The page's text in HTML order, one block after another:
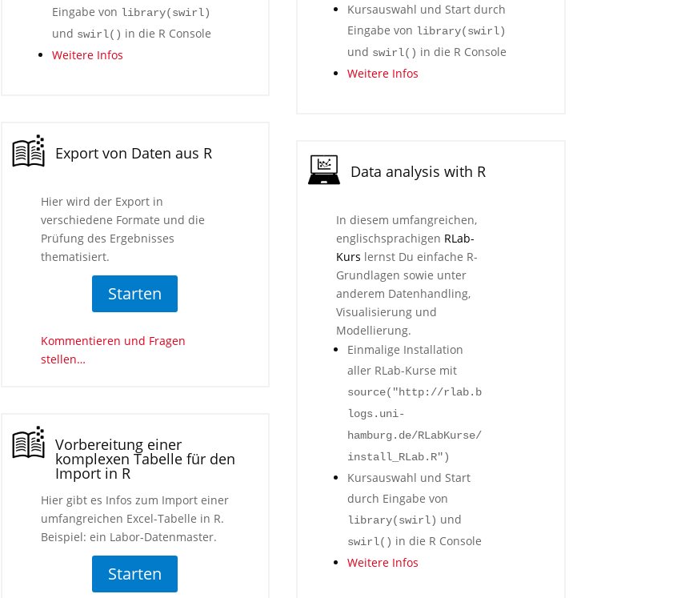
Eingabe von library(swirl)
und swirl() in die R Console
Weitere Infos
Export von Daten aus R
Hier wird der Export in
verschiedene Formate und die
Prüfung des Ergebnisses
thematisiert.
Starten
Kommentieren und Fragen
stellen…
Vorbereitung einer
komplexen Tabelle für den
Import in R
Hier gibt es Infos zum Import einer
umfangreichen Excel-Tabelle in R.
Beispiel: ein Labor-Datenmaster.
Starten
Kursauswahl und Start durch
Eingabe von library(swirl)
und swirl() in die R Console
Weitere Infos
Data analysis with R
In diesem umfangreichen,
englischsprachigen RLab-
Kurs lernst Du einfache R-
Grundlagen sowie unter
anderem Datenhandling,
Visualisierung und
Modellierung.
Einmalige Installation
aller RLab-Kurse mit
source("http://rlab.b
logs.uni-
hamburg.de/RLabKurse/
install_RLab.R")
Kursauswahl und Start
durch Eingabe von
library(swirl) und
swirl() in die R Console
Weitere Infos